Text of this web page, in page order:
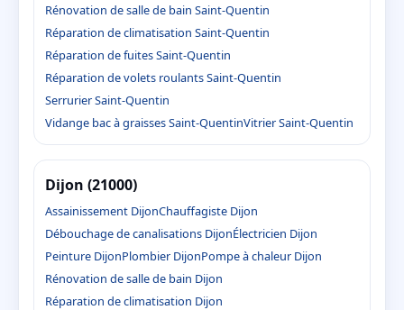
Rénovation de salle de bain Saint-Quentin
Réparation de climatisation Saint-Quentin
Réparation de fuites Saint-Quentin
Réparation de volets roulants Saint-Quentin
Serrurier Saint-Quentin
Vidange bac à graisses Saint-QuentinVitrier Saint-Quentin
Dijon (21000)
Assainissement DijonChauffagiste Dijon
Débouchage de canalisations DijonÉlectricien Dijon
Peinture DijonPlombier DijonPompe à chaleur Dijon
Rénovation de salle de bain Dijon
Réparation de climatisation Dijon